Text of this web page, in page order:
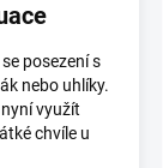
posezení s
nebo uhlíky.
využít
chvíle u